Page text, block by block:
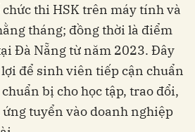
thi HSK trên máy tính và
tháng; đồng thời là điểm
Đà Nẵng từ năm 2023. Đây
để sinh viên tiếp cận chuẩn
bị cho học tập, trao đổi,
ứng tuyển vào doanh nghiệp